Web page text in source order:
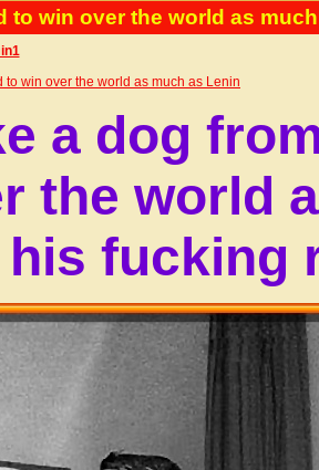
to win over the world as
win over the world as much as Lenin
a dog
the world
fucking